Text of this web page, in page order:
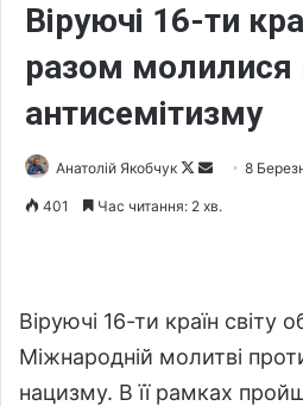
Віруючі 16-ти
разом молилися
антисемітизму
Анатолій Якобчук
F
w
n
X
m
a
8
401 Час читання: 2 хв.
Віруючі 16-ти країн світу
Міжнародній молитві
нацизму. В її рамках